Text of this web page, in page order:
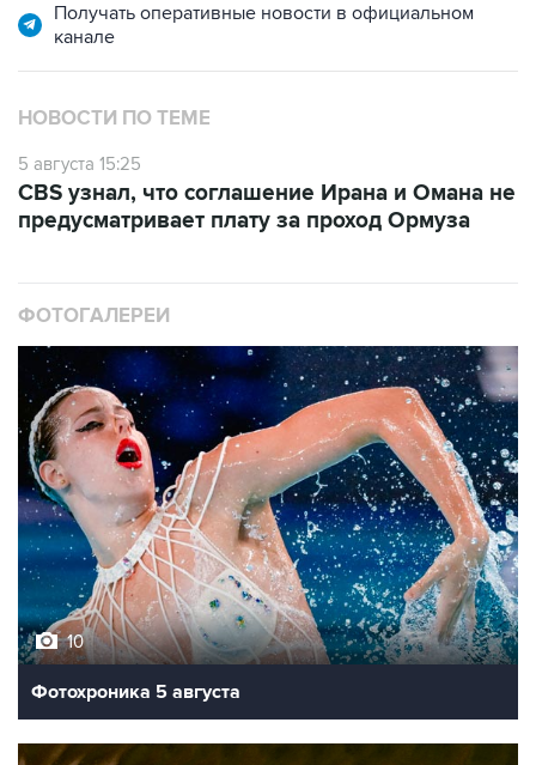
Получать оперативные новости в официальном
канале
НОВОСТИ ПО ТЕМЕ
5 августа 15:25
CBS узнал, что соглашение Ирана и Омана не
предусматривает плату за проход Ормуза
ФОТОГАЛЕРЕИ
10
Фотохроника 5 августа